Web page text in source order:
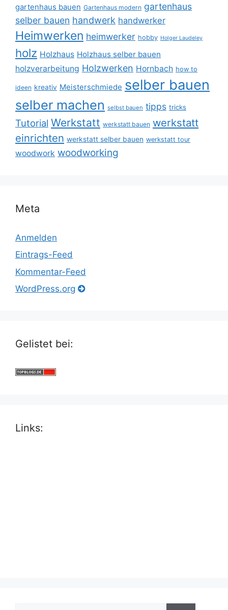
gartenhaus bauen Gartenhaus modern gartenhaus
selber bauen handwerk handwerker
Heimwerken heimwerker hobby Holger Laudeley
holz Holzhaus Holzhaus selber bauen
holzverarbeitung Holzwerken Hornbach how to
ideen kreativ Meisterschmiede selber bauen
selber machen selbst bauen tipps tricks
Tutorial Werkstatt werkstatt bauen werkstatt
einrichten werkstatt selber bauen werkstatt tour
woodwork woodworking
Meta
Anmelden
Eintrags-Feed
Kommentar-Feed
WordPress.org
Gelistet bei:
Links: